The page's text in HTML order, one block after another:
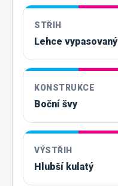
STŘIH
Lehce vypasovaný
KONSTRUKCE
Boční švy
VÝSTŘIH
Hlubší kulatý